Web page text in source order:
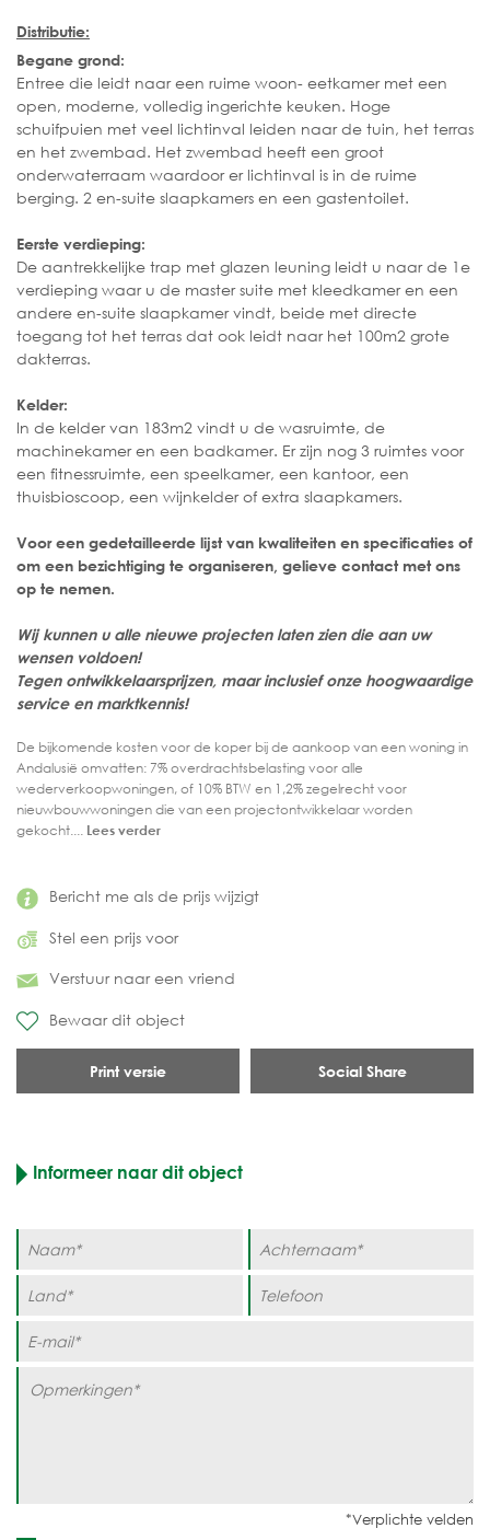
Bericht me als de prijs wijzigt
Stel een prijs voor
Verstuur naar een vriend
Bewaar dit object
Print versie Social Share
Distributie:
Begane grond:
Entree die leidt naar een ruime woon- eetkamer met een
open, moderne, volledig ingerichte keuken. Hoge
schuifpuien met veel lichtinval leiden naar de tuin, het terras
en het zwembad. Het zwembad heeft een groot
onderwaterraam waardoor er lichtinval is in de ruime
berging. 2 en-suite slaapkamers en een gastentoilet.
Eerste verdieping:
De aantrekkelijke trap met glazen leuning leidt u naar de 1e
verdieping waar u de master suite met kleedkamer en een
andere en-suite slaapkamer vindt, beide met directe
toegang tot het terras dat ook leidt naar het 100m2 grote
dakterras.
Kelder:
In de kelder van 183m2 vindt u de wasruimte, de
machinekamer en een badkamer. Er zijn nog 3 ruimtes voor
een fitnessruimte, een speelkamer, een kantoor, een
thuisbioscoop, een wijnkelder of extra slaapkamers.
Voor een gedetailleerde lijst van kwaliteiten en specificaties of
om een bezichtiging te organiseren, gelieve contact met ons
op te nemen.
Wij kunnen u alle nieuwe projecten laten zien die aan uw
wensen voldoen!
Tegen ontwikkelaarsprijzen, maar inclusief onze hoogwaardige
service en marktkennis!
De bijkomende kosten voor de koper bij de aankoop van een woning in
Andalusië omvatten: 7% overdrachtsbelasting voor alle
wederverkoopwoningen, of 10% BTW en 1,2% zegelrecht voor
nieuwbouwwoningen die van een projectontwikkelaar worden
gekocht.... Lees verder
Informeer naar dit object